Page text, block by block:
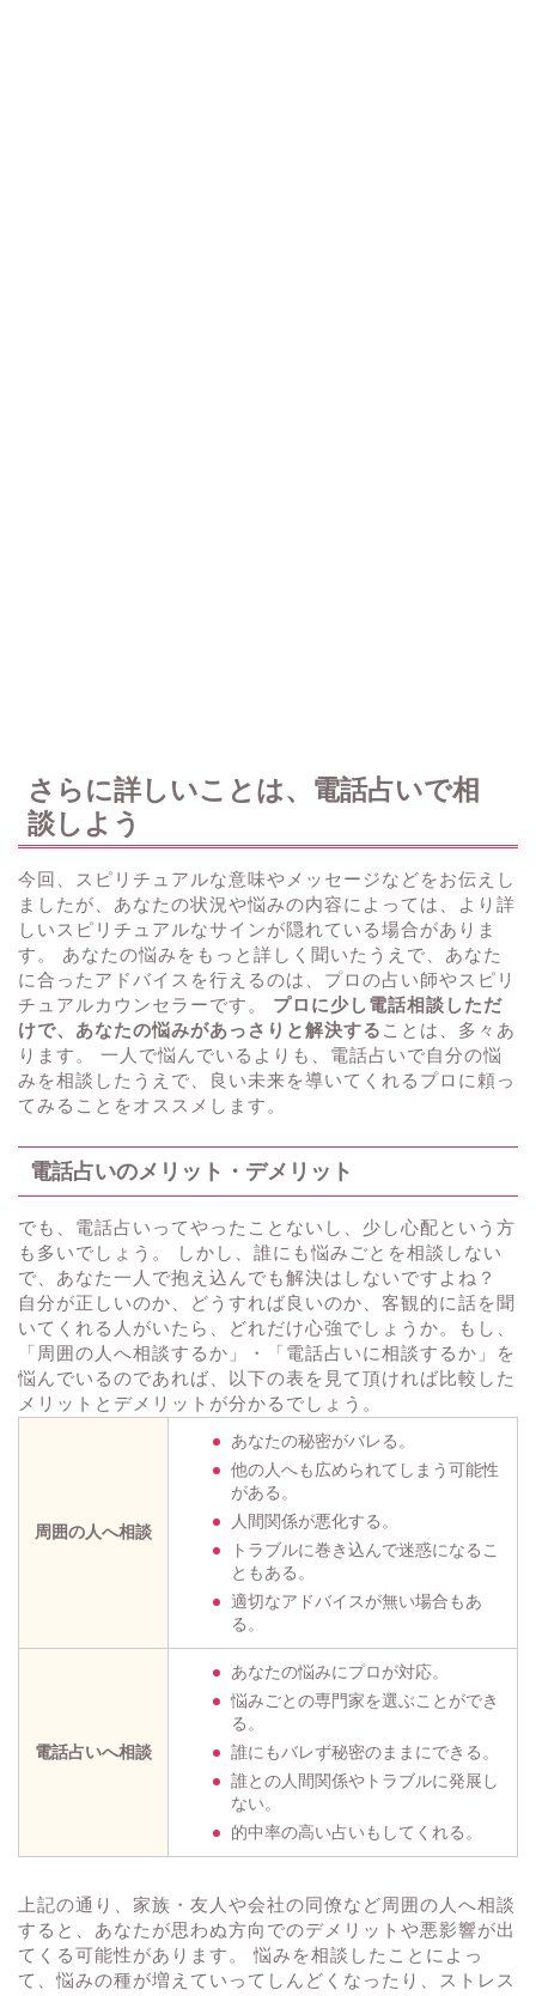
さらに詳しいことは、電話占いで相
談しよう
今回、スピリチュアルな意味やメッセージなどをお伝えし
ましたが、あなたの状況や悩みの内容によっては、より詳
しいスピリチュアルなサインが隠れている場合がありま
す。 あなたの悩みをもっと詳しく聞いたうえで、あなた
に合ったアドバイスを行えるのは、プロの占い師やスピリ
チュアルカウンセラーです。 プロに少し電話相談しただ
けで、あなたの悩みがあっさりと解決する ことは、多々あ
ります。 一人で悩んでいるよりも、電話占いで自分の悩
みを相談したうえで、良い未来を導いてくれるプロに頼っ
てみることをオススメします。
電話占いのメリット・デメリット
でも、電話占いってやったことないし、少し心配という方
も多いでしょう。 しかし、誰にも悩みごとを相談しない
で、あなた一人で抱え込んでも解決はしないですよね？
自分が正しいのか、どうすれば良いのか、客観的に話を聞
いてくれる人がいたら、どれだけ心強でしょうか。もし、
「周囲の人へ相談するか」・「電話占いに相談するか」を
悩んでいるのであれば、以下の表を見て頂ければ比較した
メリットとデメリットが分かるでしょう。
周囲の人へ相談
あなたの秘密がバレる。
他の人へも広められてしまう可能性
がある。
人間関係が悪化する。
トラブルに巻き込んで迷惑になるこ
ともある。
適切なアドバイスが無い場合もあ
る。
電話占いへ相談
あなたの悩みにプロが対応。
悩みごとの専門家を選ぶことができ
る。
誰にもバレず秘密のままにできる。
誰との人間関係やトラブルに発展し
ない。
的中率の高い占いもしてくれる。
上記の通り、家族・友人や会社の同僚など周囲の人へ相談
すると、あなたが思わぬ方向でのデメリットや悪影響が出
てくる可能性があります。 悩みを相談したことによっ
て、悩みの種が増えていってしんどくなったり、ストレス